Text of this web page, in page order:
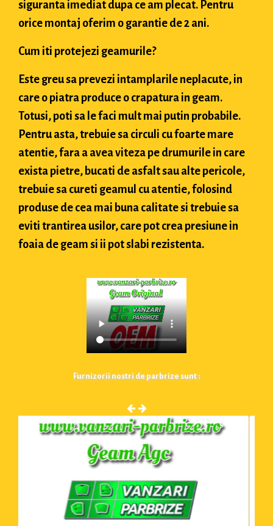
siguranta imediat dupa ce am plecat. Pentru
orice montaj oferim o garantie de 2 ani.
Cum iti protejezi geamurile?
Este greu sa prevezi intamplarile neplacute, in
care o piatra produce o crapatura in geam.
Totusi, poti sa le faci mult mai putin probabile.
Pentru asta, trebuie sa circuli cu foarte mare
atentie, fara a avea viteza pe drumurile in care
exista pietre, bucati de asfalt sau alte pericole,
trebuie sa cureti geamul cu atentie, folosind
produse de cea mai buna calitate si trebuie sa
eviti trantirea usilor, care pot crea presiune in
foaia de geam si ii pot slabi rezistenta.
Furnizorii nostri de parbrize sunt :